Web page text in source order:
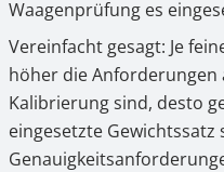
Waagenprüfung es
Vereinfacht gesagt: Je
höher die
Kalibrierung sind, desto
eingesetzte Gewichtssatz